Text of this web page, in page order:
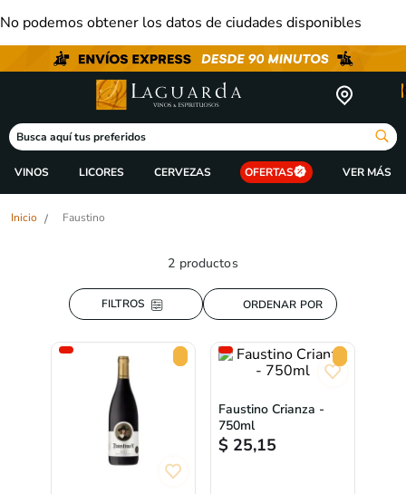
No podemos obtener los datos de ciudades disponibles
Busca aquí tus preferidos
VINOS LICORES CERVEZAS OFERTAS
Faustino
2 productos
ORDENAR POR
Faustino Crianza -
750ml
$ 25,15